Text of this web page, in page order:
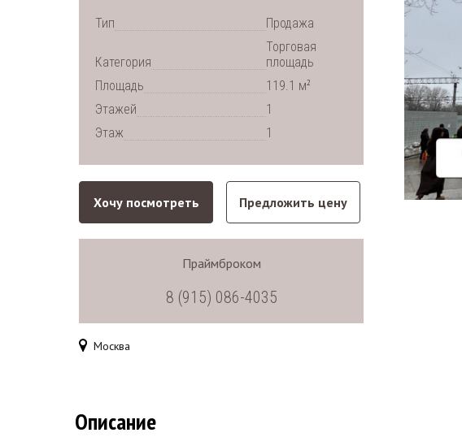
Тип Продажа
Категория
Торговая
площадь
Площадь
119.1 м2
Этажей
1
Этаж
1
Хочу посмотреть Предложить цену
Праймброком
8 (915) 086-4035
Москва
Описание